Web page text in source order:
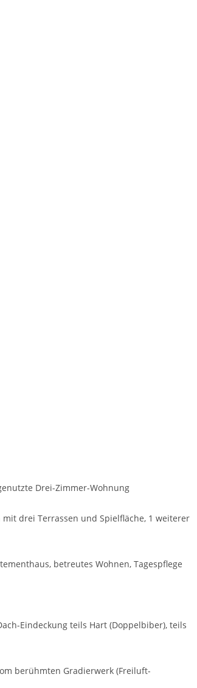
Drei-Zimmer-Wohnung
drei Terrassen und Spielfläche, 1 weiterer
betreutes Wohnen, Tagespflege
Eindeckung teils Hart (Doppelbiber), teils
berühmten Gradierwerk (Freiluft-